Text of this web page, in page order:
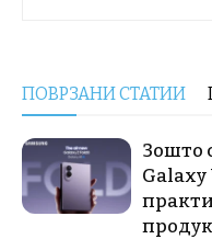
ПОВРЗАНИ СТАТИИ
Зошто
Galaxy